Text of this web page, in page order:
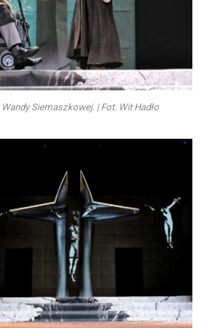
Siemaszkowej. | Fot. Wit Hadło